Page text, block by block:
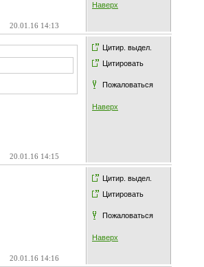
Наверх
20.01.16 14:13
Цитир. выдел.
Цитировать
Пожаловаться
Наверх
20.01.16 14:15
Цитир. выдел.
Цитировать
Пожаловаться
Наверх
20.01.16 14:16